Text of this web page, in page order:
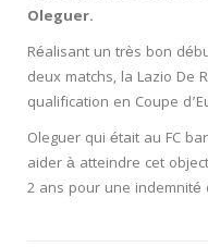
Oleguer.
Réalisant un très bon
deux matchs, la Lazio De
qualification en Coupe
Oleguer qui était au FC
aider à atteindre cet
2 ans pour une indemnité